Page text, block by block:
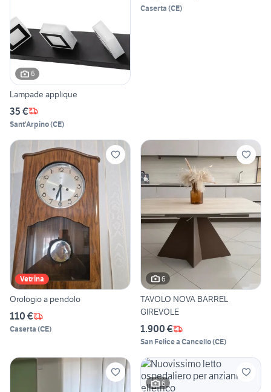
6
Lampade applique
35 €
Sant'Arpino(CE)
Caserta (CE)
Vetrina
Orologio a pendolo
110 €
Caserta (CE)
6
TAVOLO NOVA BARREL
GIREVOLE
1.900 €
San Felice a Cancello(CE)
6